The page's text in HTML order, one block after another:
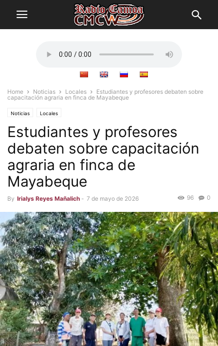
Home Noticias Locales
Estudiantes y profesores debaten sobre
capacitación agraria en finca de Mayabeque
Noticias Locales
Estudiantes y profesores
debaten sobre capacitación
agraria en finca de
Mayabeque
By Irialys Reyes Mañalich - 7 de mayo de 2026 0
96